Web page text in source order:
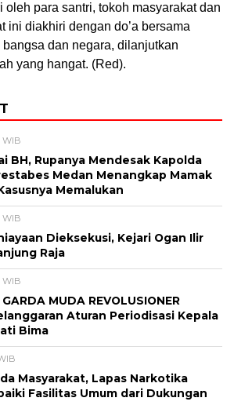
oleh para santri, tokoh masyarakat dan
ini diakhiri dengan do’a bersama
dan negara, dilanjutkan
yang hangat. (Red).
WIB
BH, Rupanya Mendesak Kapolda
Medan Menangkap Mamak
Memalukan
WIB
Dieksekusi, Kejari Ogan Ilir
Raja
WIB
MUDA REVOLUSIONER
Aturan Periodisasi Kepala
Bima
Masyarakat, Lapas Narkotika
Fasilitas Umum dari Dukungan